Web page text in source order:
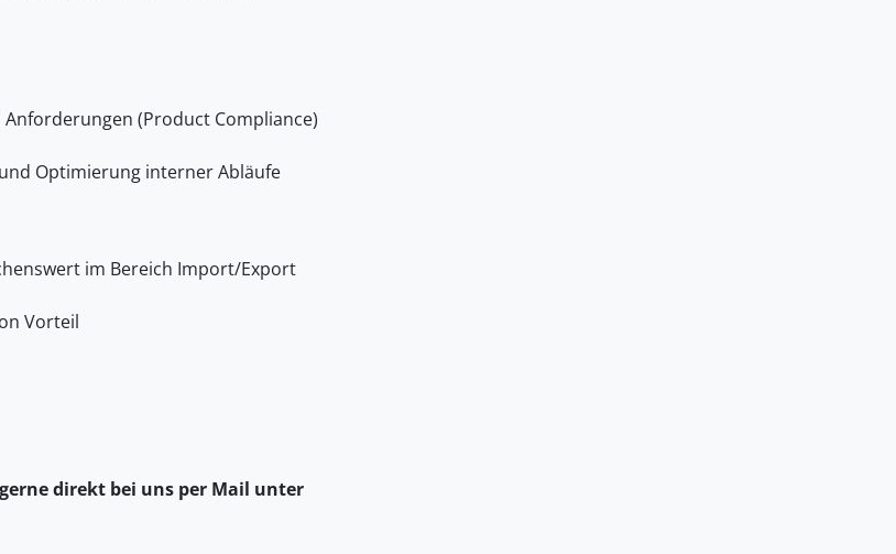
(Product Compliance)
Optimierung interner Abläufe
im Bereich Import/Export
Vorteil
direkt bei uns per Mail unter